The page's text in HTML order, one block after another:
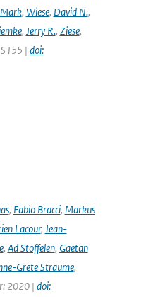
Mark, Wiese, David N.,
, Jerry R., Ziese,
| doi:
, Fabio Bracci, Markus
Lacour, Jean-
, Ad Stoffelen, Gaetan
Grete Straume,
2020 | doi: